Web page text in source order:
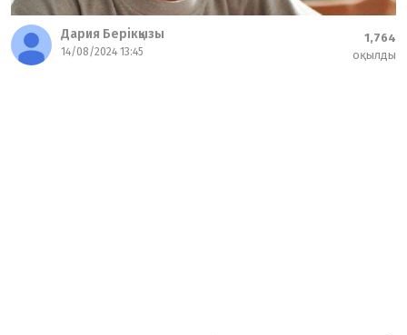
Дария Берікқызы
14/08/2024 13:45
1,764
оқылды